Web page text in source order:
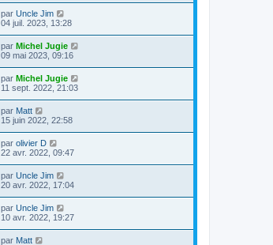
par Uncle Jim
04 juil. 2023, 13:28
par Michel Jugie
09 mai 2023, 09:16
par Michel Jugie
11 sept. 2022, 21:03
par Matt
15 juin 2022, 22:58
par olivier D
22 avr. 2022, 09:47
par Uncle Jim
20 avr. 2022, 17:04
par Uncle Jim
10 avr. 2022, 19:27
par Matt